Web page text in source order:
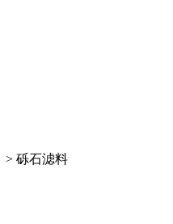
> 砾石滤料